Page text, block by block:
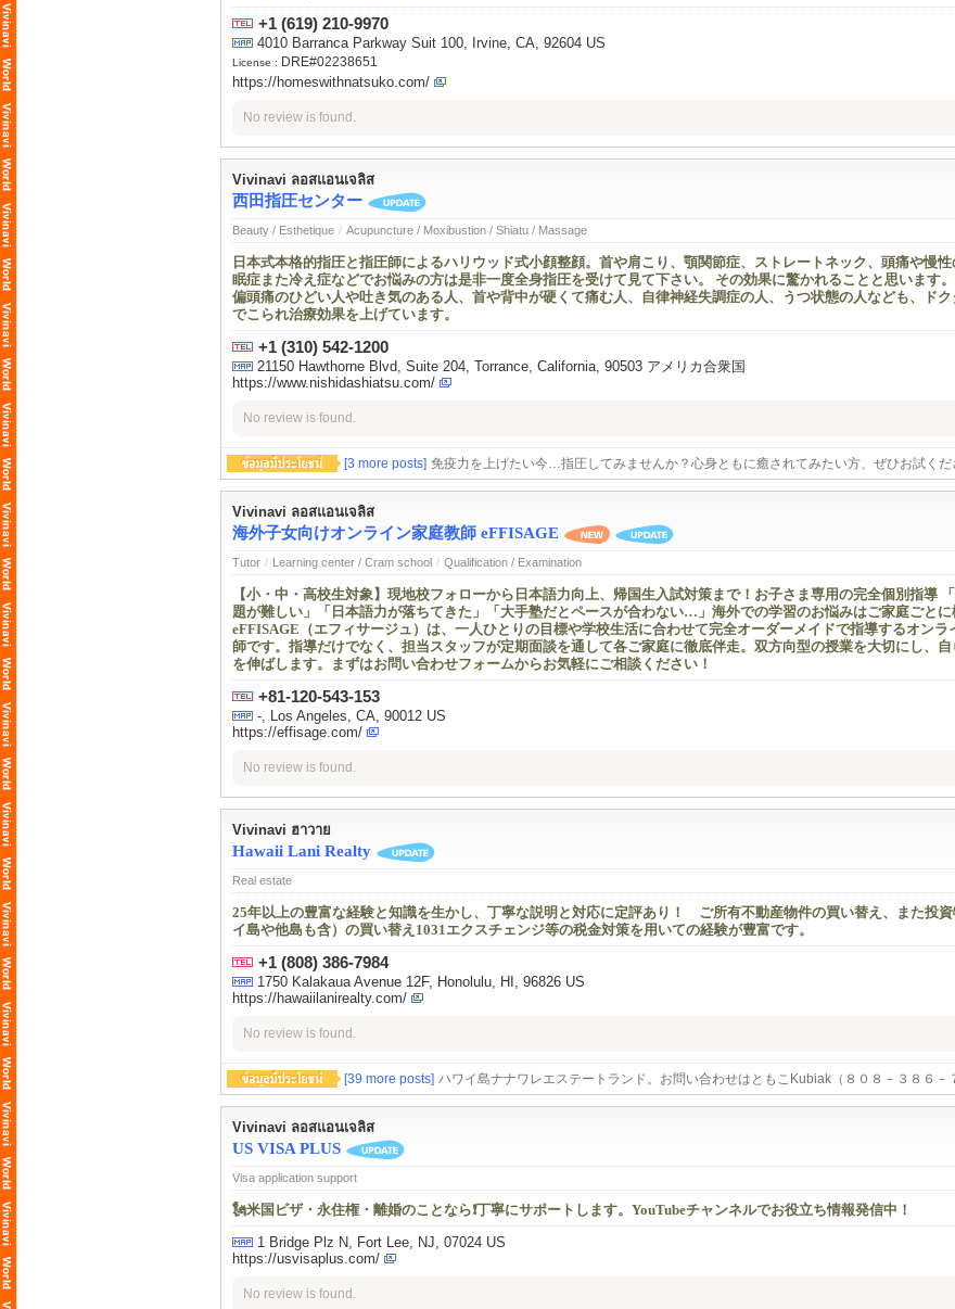
+1 (619) 210-9970
4010 Barranca Parkway Suit 100, Irvine, CA, 92604 US
License : DRE#02238651
https://homeswithnatsuko.com/
No review is found.
Vivinavi ลอสแอนเจลิส
西田指圧センター
Beauty / Esthetique / Acupuncture / Moxibustion / Shiatu / Massage
日本式本格的指圧と指圧師によるハリウッド式小顔整顔。首や肩こり、顎関節症、ストレートネック、頭痛や慢
眠症また冷え症などでお悩みの方は是非一度全身指圧を受けて見て下さい。 その効果に驚かれることと思います。
偏頭痛のひどい人や吐き気のある人、首や背中が硬くて痛む人、自律神経失調症の人、うつ状態の人なども、ド
でこられ治療効果を上げています。
+1 (310) 542-1200
21150 Hawthorne Blvd, Suite 204, Torrance, California, 90503 アメリカ合衆国
https://www.nishidashiatsu.com/
No review is found.
[3 more posts] 免疫力を上げたい今…指圧してみませんか？心身ともに癒されてみたい方、ぜひお試くだ
Vivinavi ลอสแอนเจลิส
海外子女向けオンライン家庭教師 eFFISAGE
Tutor / Learning center / Cram school / Qualification / Examination
【小・中・高校生対象】現地校フォローから日本語力向上、帰国生入試対策まで！お子さま専用の完全個別指導
題が難しい」「日本語力が落ちてきた」「大手塾だとペースが合わない…」海外での学習のお悩みはご家庭ごとに
eFFISAGE（エフィサージュ）は、一人ひとりの目標や学校生活に合わせて完全オーダーメイドで指導するオンラ
師です。指導だけでなく、担当スタッフが定期面談を通して各ご家庭に徹底伴走。双方向型の授業を大切にし、自
を伸ばします。まずはお問い合わせフォームからお気軽にご相談ください！
+81-120-543-153
-, Los Angeles, CA, 90012 US
https://effisage.com/
No review is found.
Vivinavi ฮาวาย
Hawaii Lani Realty
Real estate
25年以上の豊富な経験と知識を生かし、丁寧な説明と対応に定評あり！ ご所有不動産物件の買い替え、また投資
イ島や他島も含）の買い替え1031エクスチェンジ等の税金対策を用いての経験が豊富です。
+1 (808) 386-7984
1750 Kalakaua Avenue 12F, Honolulu, HI, 96826 US
https://hawaiilanirealty.com/
No review is found.
[39 more posts] ハワイ島ナナワレエステートランド。お問い合わせはともこKubiak（８０８－３８６－
Vivinavi ลอสแอนเจลิส
US VISA PLUS
Visa application support
🗽米国ビザ・永住権・離婚のことなら❗️丁寧にサポートします。YouTubeチャンネルでお役立ち情報発信中！
1 Bridge Plz N, Fort Lee, NJ, 07024 US
https://usvisaplus.com/
No review is found.